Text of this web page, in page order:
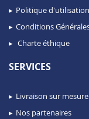
Politique
Conditions
Charte éthique
SERVICES
Livraison sur mesure
Nos partenaires